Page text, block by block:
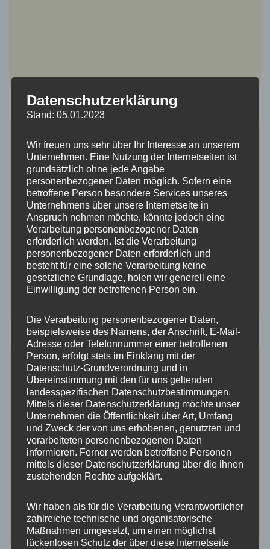
In Eichstetten ist Roland Wieber aus Riegel zusammen mit
dem Naturschutzbund Kaiserstuhl – kurz Nabu – dabei, das
Umfeld des Häuschens des Verbands am
Ortsausgang…Weiterlesen…
BZ: Vogelwelt im Breisgau, Manuel
Schulz
Manuel Schulz wohnt seit einem Jahr in Eichstetten. Der Ort
gefällt ihm gut, auch weil er hier zu Fuß oder mit dem Rad
seiner Passion…Weiterlesen…
Datenschutzerklärung
Stand: 05.01.2023
Wir freuen uns sehr über Ihr Interesse an unserem
Unternehmen. Eine Nutzung der Internetseiten ist
grundsätzlich ohne jede Angabe
personenbezogener Daten möglich. Sofern eine
betroffene Person besondere Services unseres
Unternehmens über unsere Internetseite in
Anspruch nehmen möchte, könnte jedoch eine
Verarbeitung personenbezogener Daten
erforderlich werden. Ist die Verarbeitung
personenbezogener Daten erforderlich und
besteht für eine solche Verarbeitung keine
gesetzliche Grundlage, holen wir generell eine
Einwilligung der betroffenen Person ein.
Die Verarbeitung personenbezogener Daten,
beispielsweise des Namens, der Anschrift, E-Mail-
Adresse oder Telefonnummer einer betroffenen
Person, erfolgt stets im Einklang mit der
Datenschutz-Grundverordnung und in
Übereinstimmung mit den für uns geltenden
landesspezifischen Datenschutzbestimmungen.
Mittels dieser Datenschutzerklärung möchte unser
Unternehmen die Öffentlichkeit über Art, Umfang
und Zweck der von uns erhobenen, genutzten und
verarbeiteten personenbezogenen Daten
informieren. Ferner werden betroffene Personen
mittels dieser Datenschutzerklärung über die ihnen
zustehenden Rechte aufgeklärt.
Wir haben als für die Verarbeitung Verantwortlicher
zahlreiche technische und organisatorische
Maßnahmen umgesetzt, um einen möglichst
lückenlosen Schutz der über diese Internetseite